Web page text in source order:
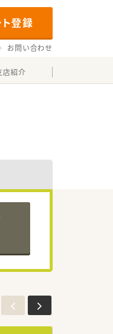
ト登録
お問い合わせ
店紹介